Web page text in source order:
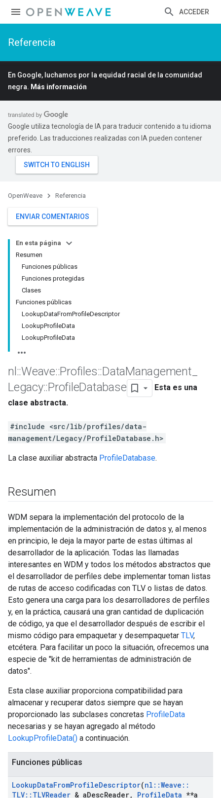
ACCEDER
Referencia
En Google, luchamos por la equidad racial de la comunidad
negra. Más información
Google utiliza tecnología de IA para traducir contenido a tu idioma
preferido. Las traducciones realizadas con IA pueden contener
errores.
OpenWeave Referencia
ENVIAR COMENTARIOS
En esta página
Resumen
Funciones públicas
Funciones protegidas
Clases
Funciones públicas
LookupDataFromProfileDescriptor
LookupProfileData
LookupProfileData
nl ::Weave::Profiles::DataManagement
Legacy::ProfileDatabase
Esta es una
clase abstracta.
#include <src/lib/profiles/data-
management/Legacy/ProfileDatabase.h>
La clase auxiliar abstracta ProfileDatabase.
Resumen
WDM separa la implementación del protocolo de la
implementación de la administración de datos y, al menos
en principio, le deja la mayor parte de estas últimas al
desarrollador de la aplicación. Todas las llamadas
interesantes en WDM y todos los métodos abstractos que
el desarrollador de perfiles debe implementar toman listas
de rutas de acceso codificadas con TLV o listas de datos.
Esto genera una carga para los desarrolladores de perfiles
y, en la práctica, causará una gran cantidad de duplicación
de código, ya que el desarrollador después de escribir el
mismo código para empaquetar y desempaquetar TLV,
etcétera. Para facilitar un poco la situación, ofrecemos una
especie de "kit de herramientas de administración de
datos".
Esta clase auxiliar proporciona compatibilidad para
almacenar y recuperar datos siempre que se hayan
proporcionado las subclases concretas ProfileData
necesarias y se hayan agregado al método
LookupProfileData() a continuación.
Funciones públicas
LookupDataFromProfileDescriptor(nl ::Weave ::
TLV:: TLVReader & aDescReader, ProfileData **a